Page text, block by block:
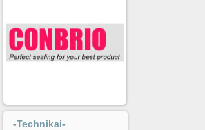
-Technikai-